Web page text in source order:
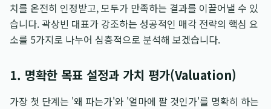
치를 온전히 인정받고, 모두가 만족하는 결과를 이끌어낼 수 있
습니다. 곽상빈 대표가 강조하는 성공적인 매각 전략의 핵심 요
소를 5가지로 나누어 심층적으로 분석해 보겠습니다.
1. 명확한 목표 설정과 가치 평가(Valuation)
가장 첫 단계는 '왜 파는가'와 '얼마에 팔 것인가'를 명확히 하는